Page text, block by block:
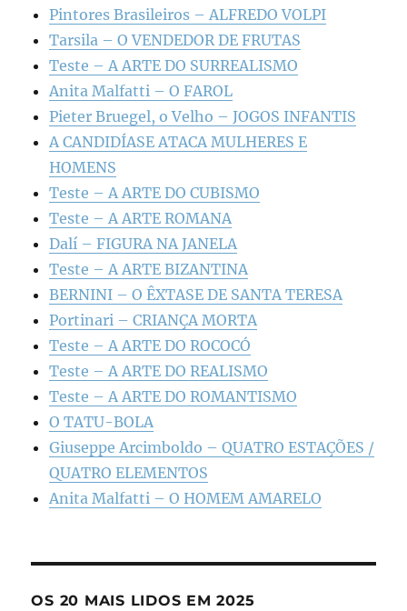
Pintores Brasileiros – ALFREDO VOLPI
Tarsila – O VENDEDOR DE FRUTAS
Teste – A ARTE DO SURREALISMO
Anita Malfatti – O FAROL
Pieter Bruegel, o Velho – JOGOS INFANTIS
A CANDIDÍASE ATACA MULHERES E
HOMENS
Teste – A ARTE DO CUBISMO
Teste – A ARTE ROMANA
Dalí – FIGURA NA JANELA
Teste – A ARTE BIZANTINA
BERNINI – O ÊXTASE DE SANTA TERESA
Portinari – CRIANÇA MORTA
Teste – A ARTE DO ROCOCÓ
Teste – A ARTE DO REALISMO
Teste – A ARTE DO ROMANTISMO
O TATU-BOLA
Giuseppe Arcimboldo – QUATRO ESTAÇÕES /
QUATRO ELEMENTOS
Anita Malfatti – O HOMEM AMARELO
OS 20 MAIS LIDOS EM 2025